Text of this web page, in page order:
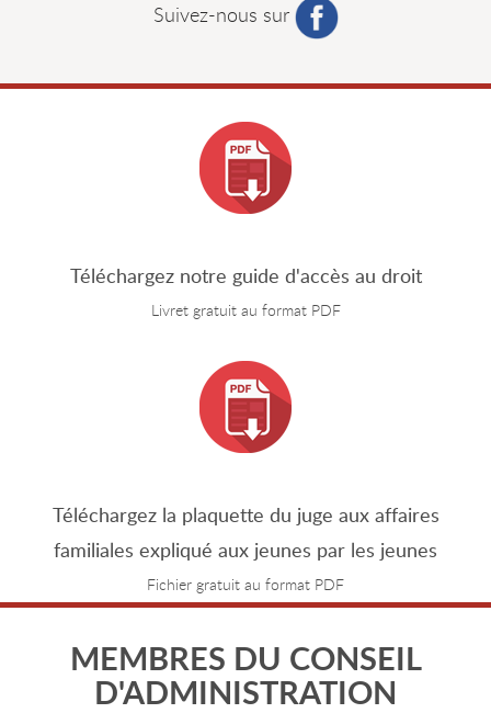
Suivez-nous sur
Téléchargez notre guide d'accès au droit
Livret gratuit au format PDF
Téléchargez la plaquette du juge aux affaires
familiales expliqué aux jeunes par les jeunes
Fichier gratuit au format PDF
MEMBRES DU CONSEIL
D'ADMINISTRATION